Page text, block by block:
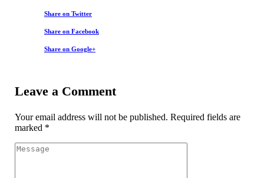
Share on Twitter
Share on Facebook
Share on Google+
Leave a Comment
Your email address will not be published. Required fields are
marked *